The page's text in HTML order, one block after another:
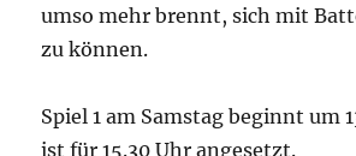
umso mehr brennt, sich mit
zu können.
Spiel 1 am Samstag beginnt um
ist für 15.30 Uhr angesetzt.